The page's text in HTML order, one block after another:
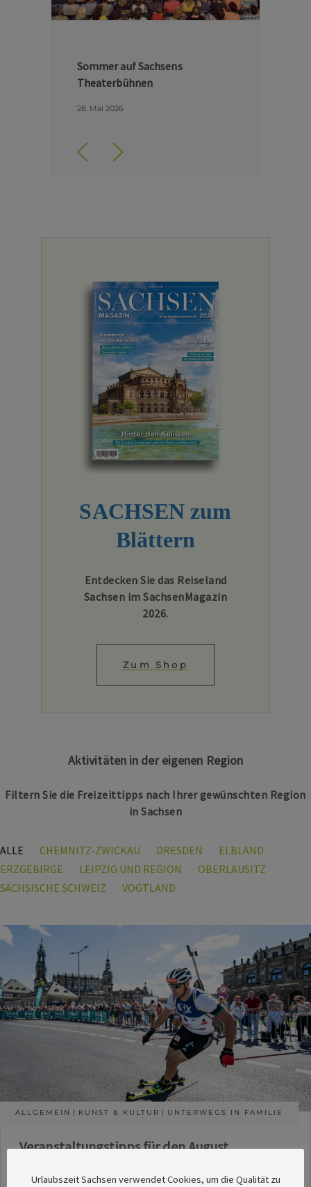
Hinter den Kulissen der Dresdner
Semperoper
29. April 2026
SACHSEN zum
Blättern
Entdecken Sie das Reiseland
Sachsen im SachsenMagazin
2026.
Zum Shop
Aktivitäten in der eigenen Region
Filtern Sie die Freizeittipps nach Ihrer gewünschten Region
in Sachsen
ALLE CHEMNITZ-ZWICKAU DRESDEN
ELBLAND
ERZGEBIRGE
LEIPZIG UND REGION
OBERLAUSITZ
SÄCHSISCHE SCHWEIZ
VOGTLAND
ALLGEMEIN KUNST & KULTUR UNTERWEGS IN FAMILIE
Veranstaltungstipps für den August
Urlaubszeit Sachsen verwendet Cookies, um die Qualität zu